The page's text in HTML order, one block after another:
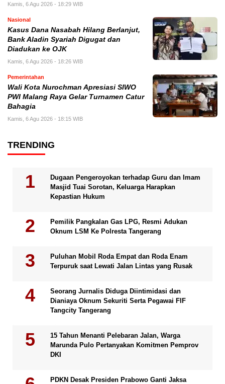
Kamis, 6 Agu 2026 - 18:29 WIB
Nasional
Kasus Dana Nasabah Hilang Berlanjut,
Bank Aladin Syariah Digugat dan
Diadukan ke OJK
Kamis, 6 Agu 2026 - 18:26 WIB
Pemerintahan
Wali Kota Nurochman Apresiasi SIWO
PWI Malang Raya Gelar Turnamen Catur
Bahagia
Kamis, 6 Agu 2026 - 18:15 WIB
TRENDING
Dugaan Pengeroyokan terhadap Guru dan Imam
Masjid Tuai Sorotan, Keluarga Harapkan
Kepastian Hukum
Pemilik Pangkalan Gas LPG, Resmi Adukan
Oknum LSM Ke Polresta Tangerang
Puluhan Mobil Roda Empat dan Roda Enam
Terpuruk saat Lewati Jalan Lintas yang Rusak
Seorang Jurnalis Diduga Diintimidasi dan
Dianiaya Oknum Sekuriti Serta Pegawai FIF
Tangcity Tangerang
15 Tahun Menanti Pelebaran Jalan, Warga
Marunda Pulo Pertanyakan Komitmen Pemprov
DKI
PDKN Desak Presiden Prabowo Ganti Jaksa